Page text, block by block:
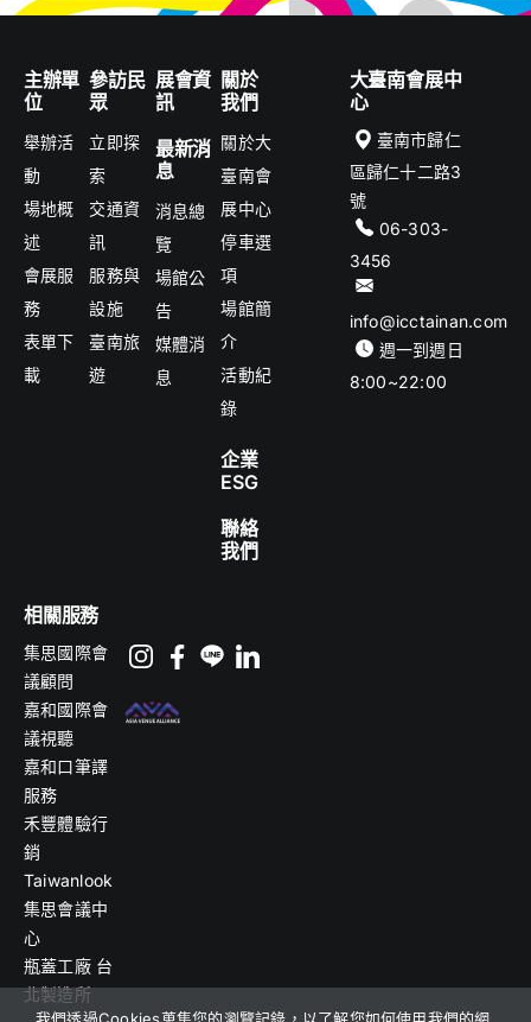
主辦單
位
舉辦活
動
場地概
述
會展服
務
表單下
載
參訪民
眾
立即探
索
交通資
訊
服務與
設施
臺南旅
遊
展會資
訊
最新消
息
消息總
覽
場館公
告
媒體消
息
關於
我們
關於大
臺南會
展中心
停車選
項
場館簡
介
活動紀
錄
企業
ESG
聯絡
我們
大臺南會展中
心
臺南市歸仁
區歸仁十二路3
號
06-303-
3456
info@icctainan.com
週一到週日
8:00~22:00
相關服務
集思國際會
議顧問
嘉和國際會
議視聽
嘉和口筆譯
服務
禾豐體驗行
銷
Taiwanlook
集思會議中
心
瓶蓋工廠 台
北製造所